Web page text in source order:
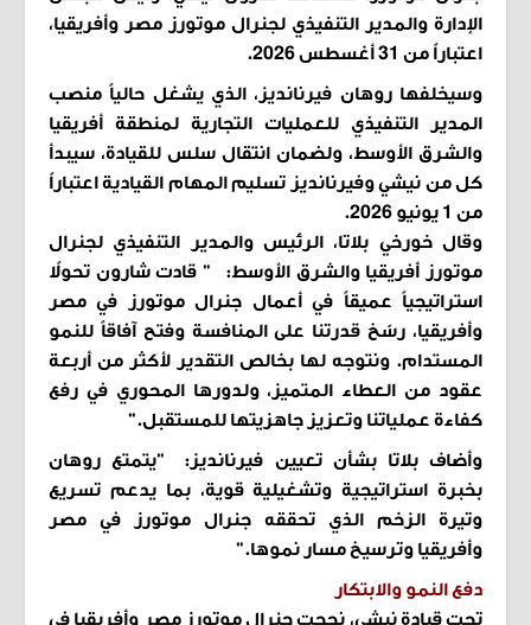
الإدارة والمدير التنفيذي لجنرال موتورز مصر وأفريقيا،
اعتباراً من 31 أغسطس 2026.
وسيخلفها روهان فيرنانديز، الذي يشغل حالياً منصب
المدير التنفيذي للعمليات التجارية لمنطقة أفريقيا
والشرق الأوسط، ولضمان انتقال سلس للقيادة، سيبدأ
كل من نيشي وفيرنانديز تسليم المهام القيادية اعتباراً
من 1 يونيو 2026.
وقال خورخي بلاتا، الرئيس والمدير التنفيذي لجنرال
موتورز أفريقيا والشرق الأوسط: " قادت شارون تحولاً
استراتيجياً عميقاً في أعمال جنرال موتورز في مصر
وأفريقيا، رسّخ قدرتنا على المنافسة وفتح آفاقاً للنمو
المستدام. ونتوجه لها بخالص التقدير لأكثر من أربعة
عقود من العطاء المتميز، ولدورها المحوري في رفع
كفاءة عملياتنا وتعزيز جاهزيتها للمستقبل."
وأضاف بلاتا بشأن تعيين فيرنانديز: "يتمتع روهان
بخبرة استراتيجية وتشغيلية قوية، بما يدعم تسريع
وتيرة الزخم الذي تحققه جنرال موتورز في مصر
وأفريقيا وترسيخ مسار نموها."
دفع النمو والابتكار